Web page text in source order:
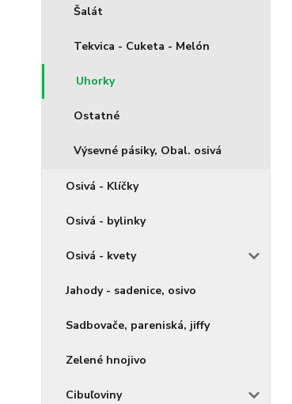
Šalát
Tekvica - Cuketa - Melón
Uhorky
Ostatné
Výsevné pásiky, Obal. osivá
Osivá - Klíčky
Osivá - bylinky
Osivá - kvety
Jahody - sadenice, osivo
Sadbovače, pareniská, jiffy
Zelené hnojivo
Cibuľoviny